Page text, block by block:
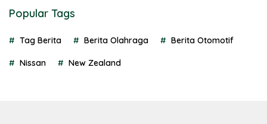
Popular Tags
Tag Berita Berita Olahraga Berita Otomotif
Nissan New Zealand